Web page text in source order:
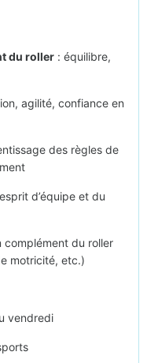
du roller : équilibre,
agilité, confiance en
des règles de
d’équipe et du
complément du roller
motricité, etc.)
vendredi